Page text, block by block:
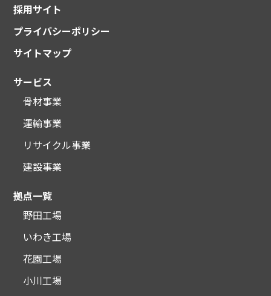
採用サイト
プライバシーポリシー
サイトマップ
サービス
骨材事業
運輸事業
リサイクル事業
建設事業
拠点一覧
野田工場
いわき工場
花園工場
小川工場